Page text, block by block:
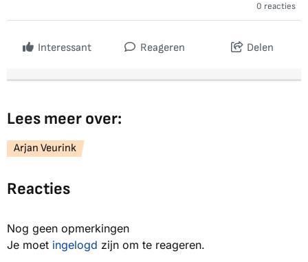
0 reacties
Interessant Reageren Delen
Lees meer over:
Arjan Veurink
Reacties
Nog geen opmerkingen
Je moet ingelogd zijn om te reageren.